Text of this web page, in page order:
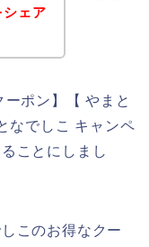
ェア
ポン】【 やまと
なでしこ キャンペ
ことにしまし
このお得なクー